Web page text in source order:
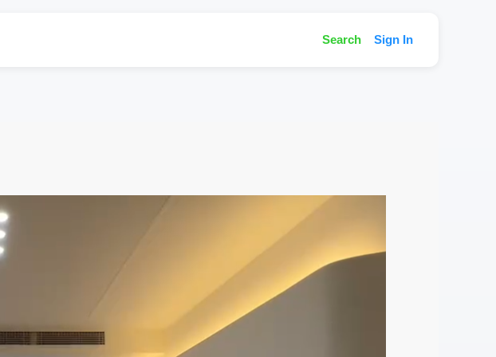
Search Sign In